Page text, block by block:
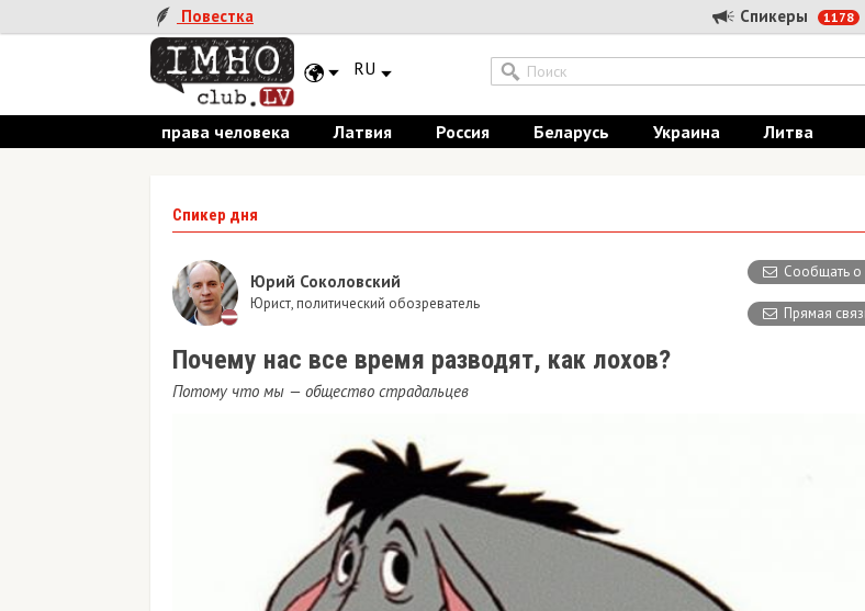
Повестка Спикеры 1178
RU
права человека Латвия Россия Беларусь Украина Литва
Спикер дня
Сообщать о
Прямая
Юрий Соколовский
Юрист, политический обозреватель
Почему нас все время разводят, как лохов?
Потому что мы — общество страдальцев